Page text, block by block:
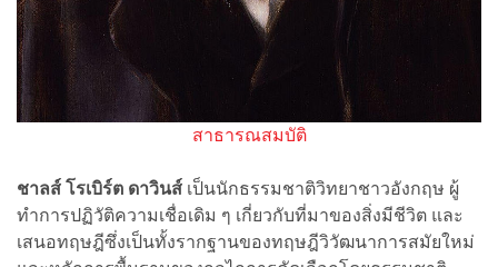
สาธารณสมบัติ
ชาลส์ โรเบิร์ต ดาวินส์ เป็นนักธรรมชาติวิทยาชาวอังกฤษ ผู้
ทำการปฏิวัติความเชื่อเดิม ๆ เกี่ยวกับที่มาของสิ่งมีชีวิต และ
เสนอทฤษฎีซึ่งเป็นทั้งรากฐานของทฤษฎีวิวัฒนาการสมัยใหม่